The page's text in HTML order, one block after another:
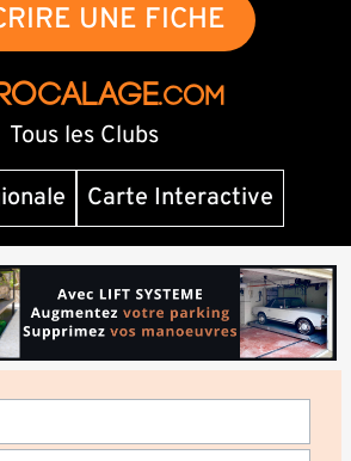
UNE FICHE
.com
Tous les Clubs
Carte Interactive